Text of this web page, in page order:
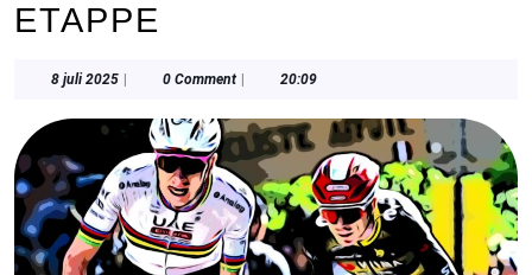
ETAPPE
8 juli 20258
2025
0 Comment 20:09